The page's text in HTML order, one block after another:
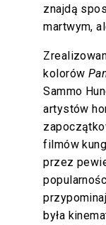
znajdą
martwym,
kolorów
Sammo
artystów
filmów
przez
była